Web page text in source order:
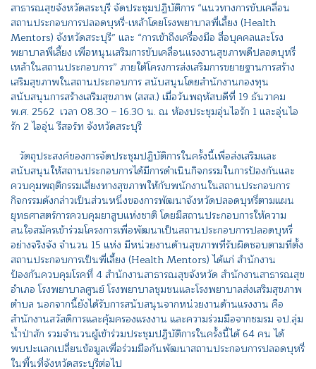
สาธารณสุขจังหวัดสระบุรี จัดประชุมปฏิบัติการ “แนวทางการขับเคลื่อน
สถานประกอบการปลอดบุหรี่-เหล้าโดยโรงพยาบาลพี่เลี้ยง (Health
Mentors) จังหวัดสระบุรี” และ “การเข้าถึงเครื่องมือ สื่อบุคคลและโรง
พยาบาลพี่เลี้ยง เพื่อหนุนเสริมการขับเคลื่อนแรงงานสุขภาพดีปลอดบุหรี่
เหล้าในสถานประกอบการ” ภายใต้โครงการส่งเสริมการขยายฐานการสร้าง
เสริมสุขภาพในสถานประกอบการ สนับสนุนโดยสำนักงานกองทุน
สนับสนุนการสร้างเสริมสุขภาพ (สสส.) เมื่อวันพฤหัสบดีที่ 19 ธันวาคม
พ.ศ. 2562 เวลา 08.30 – 16.30 น. ณ ห้องประชุมอุ่นไอรัก 1 และอุ่นไอ
รัก 2 ไออุ่น รีสอร์ท จังหวัดสระบุรี
วัตถุประสงค์ของการจัดประชุมปฏิบัติการในครั้งนี้เพื่อส่งเสริมและ
สนับสนุนให้สถานประกอบการได้มีการดำเนินกิจกรรมในการป้องกันและ
ควบคุมพฤติกรรมเสี่ยงทางสุขภาพให้กับพนักงานในสถานประกอบการ
กิจกรรมดังกล่าวเป็นส่วนหนึ่งของการพัฒนาจังหวัดปลอดบุหรี่ตามแผน
ยุทธศาสตร์การควบคุมยาสูบแห่งชาติ โดยมีสถานประกอบการให้ความ
สนใจสมัครเข้าร่วมโครงการเพื่อพัฒนาเป็นสถานประกอบการปลอดบุหรี่
อย่างจริงจัง จำนวน 15 แห่ง มีหน่วยงานด้านสุขภาพที่รับผิดชอบตามที่ตั้ง
สถานประกอบการเป็นพี่เลี้ยง (Health Mentors) ได้แก่ สำนักงาน
ป้องกันควบคุมโรคที่ 4 สำนักงานสาธารณสุขจังหวัด สำนักงานสาธารณสุข
อำเภอ โรงพยาบาลศูนย์ โรงพยาบาลชุมชนและโรงพยาบาลส่งเสริมสุขภาพ
ตำบล นอกจากนี้ยังได้รับการสนับสนุนจากหน่วยงานด้านแรงงาน คือ
สำนักงานสวัสดิการและคุ้มครองแรงงาน และความร่วมมือจากชมรม จป.ลุ่ม
น้ำป่าสัก รวมจำนวนผู้เข้าร่วมประชุมปฏิบัติการในครั้งนี้ได้ 64 คน ได้
พบปะแลกเปลี่ยนข้อมูลเพื่อร่วมมือกันพัฒนาสถานประกอบการปลอดบุหรี่
ในพื้นที่จังหวัดสระบุรีต่อไป